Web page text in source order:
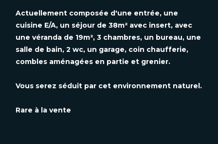
Actuellement composée d'une entrée, une
cuisine E/A, un séjour de 38m² avec insert, avec
une véranda de 19m², 3 chambres, un bureau, une
salle de bain, 2 wc, un garage, coin chaufferie,
combles aménagées en partie et grenier.
Vous serez séduit par cet environnement naturel.
Rare à la vente